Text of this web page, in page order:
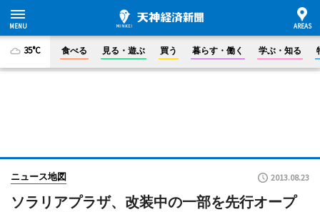
35°C 食べる 見る・遊ぶ 買う 暮らす・働く 学ぶ・知る
ニュース地図 2013.08.23
ソラリアプラザ、改装中の一部を先行オープ